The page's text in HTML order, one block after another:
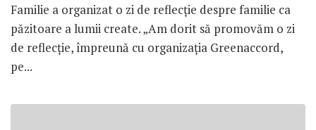
Familie a organizat o zi de reflecţie despre familie ca
păzitoare a lumii create. „Am dorit să promovăm o zi
de reflecţie, împreună cu organizaţia Greenaccord,
pe...